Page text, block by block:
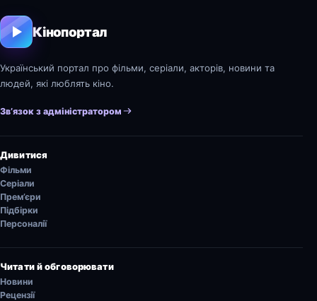
Кінопортал
Український портал про фільми, серіали, акторів, новини та
людей, які люблять кіно.
Зв’язок з адміністратором
Дивитися
Фільми
Серіали
Прем’єри
Підбірки
Персоналії
Читати й обговорювати
Новини
Рецензії